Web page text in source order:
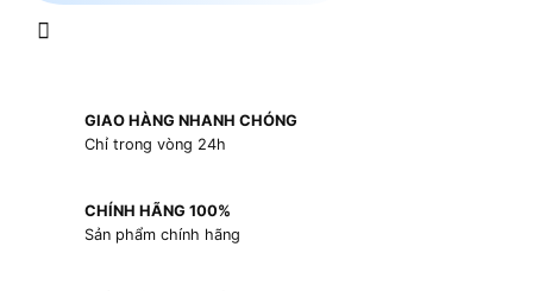
GIAO HÀNG NHANH CHÓNG
Chỉ trong vòng 24h
CHÍNH HÃNG 100%
Sản phẩm chính hãng